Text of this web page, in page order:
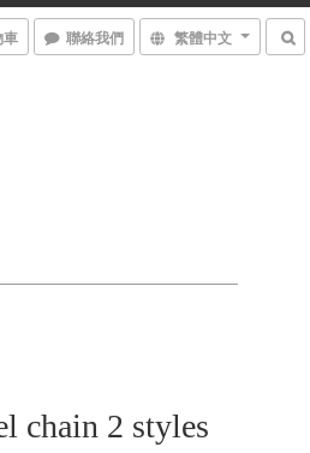
車 聯絡我們 繁體中文
chain 2 styles